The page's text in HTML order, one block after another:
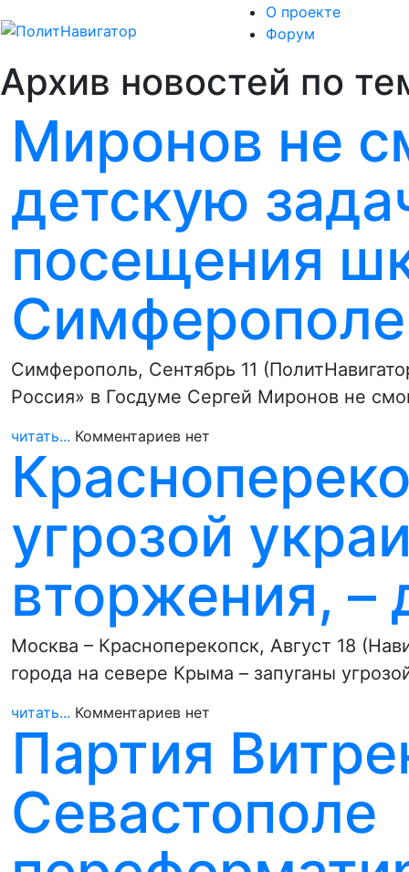
О проекте
Форум
Архив новостей по
Миронов не
детскую
посещения
Симферополе
Симферополь, Сентябрь 11
Россия» в Госдуме Сергей Миронов не
читать... Комментариев нет
угрозой
вторжения, –
Москва – Красноперекопск, Август 18
города на севере Крыма – запуганы
читать... Комментариев нет
Партия
Севастополе